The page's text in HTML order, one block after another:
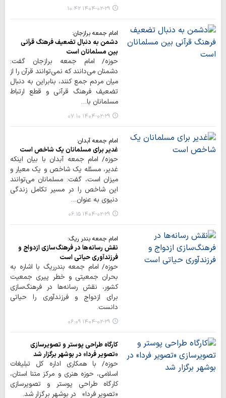
۱۴۰۴-۰۲-۲۹ ۱۰:۴۲
امام جمعه برازجان:
دشمن به دنبال تضعیف فرهنگ قرآنی
بین مسلمانان است
حوزه/ امام جمعه برازجان گفت:
دشمنان می‌دانند که نمی‌توانند قرآن را از
میان مردم جمع کنند، بنابراین به دنبال
تضعیف فرهنگ قرآنی و قطع ارتباط
مسلمانان با…
۱۴۰۴-۰۲-۲۹ ۰۷:۱۰
امام جمعه آبدان:
غدیر برای مسلمانان یک شاخص است
حوزه/ امام جمعه آبدان با بیان اینکه
غدیر، مسئله یک شاخص و یک معیار و
میزان است، گفت: مسلمانان می‌توانند
این شاخص را در مسیر تکامل زندگی
دنیوی به عنوان…
۱۴۰۴-۰۲-۲۹ ۰۶:۱۵
امام جمعه بندر ریگ:
نقش رسانه‌ها در فرهنگ‌سازی ازدواج و
فرزندآوری حیاتی است
حوزه/ امام جمعه بندرریگ با اشاره به
بحران جمعیتی و خطر پیری جمعیت
کشور، نقش رسانه‌ها در فرهنگ‌سازی
برای ازدواج و فرزندآوری را حیاتی
دانست.
۱۴۰۴-۰۲-۲۹ ۰۶:۰۹
کارگاه طراحی پوستر و تصویرسازی
«تصویر فردا» در بوشهر برگزار شد
حوزه/ با همکاری اداره کل تبلیغات
اسلامی، حوزه هنری و مرکز متنا استان،
کارگاه طراحی پوستر و تصویرسازی
«تصویر فردا» در بوشهر برگزار شد.